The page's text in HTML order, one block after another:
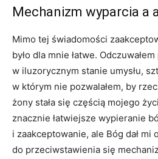
Mechanizm wyparcia a
Mimo tej świadomości
było dla mnie łatwe.
w iluzorycznym stanie umysłu,
w którym nie pozwalałem, by
żony stała się częścią mojego
znacznie łatwiejsze wypieranie
i zaakceptowanie, ale Bóg dał mi
do przeciwstawienia się